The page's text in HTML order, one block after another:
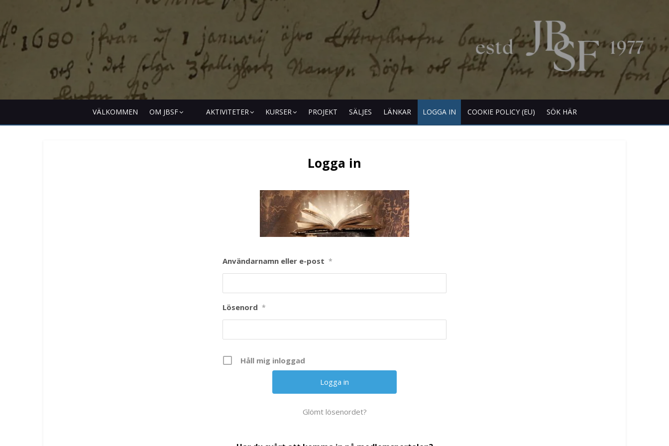
VÄLKOMMEN OM JBSF AKTIVITETER KURSER PROJEKT SÄLJES LÄNKAR LOGGA IN COOKIE POLICY (EU) SÖK HÄR
Logga in
Användarnamn eller e-post *
Lösenord *
Håll mig inloggad
Glömt lösenordet?